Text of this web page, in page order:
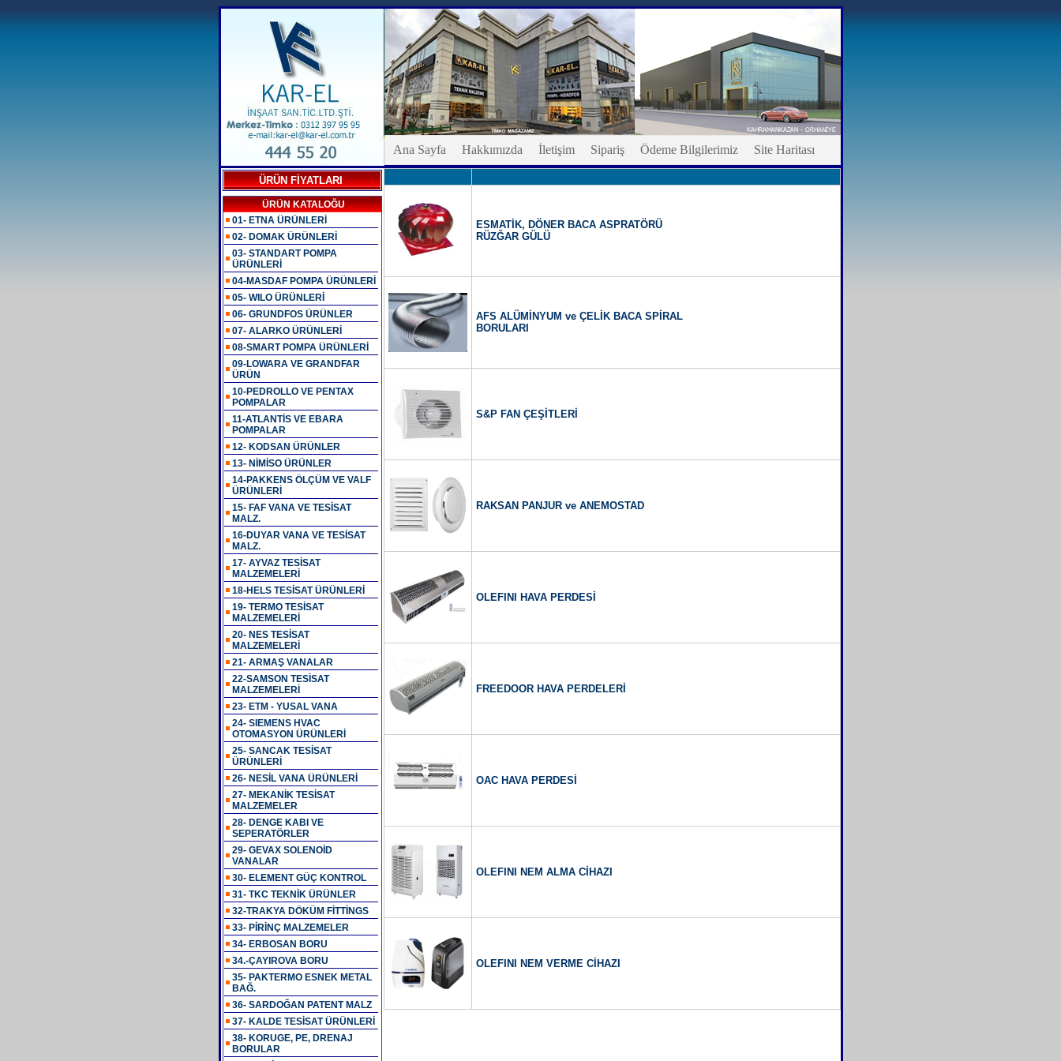
Ana Sayfa Hakkımızda İletişim Sipariş Ödeme Bilgilerimiz Site Haritası
ÜRÜN FİYATLARI
ÜRÜN KATALOĞU
01- ETNA ÜRÜNLERİ
02- DOMAK ÜRÜNLERİ
03- STANDART POMPA
ÜRÜNLERİ
04-MASDAF POMPA ÜRÜNLERİ
05- WILO ÜRÜNLERİ
06- GRUNDFOS ÜRÜNLER
07- ALARKO ÜRÜNLERİ
08-SMART POMPA ÜRÜNLERİ
09-LOWARA VE GRANDFAR
ÜRÜN
10-PEDROLLO VE PENTAX
POMPALAR
11-ATLANTİS VE EBARA
POMPALAR
12- KODSAN ÜRÜNLER
13- NİMİSO ÜRÜNLER
14-PAKKENS ÖLÇÜM VE VALF
ÜRÜNLERİ
15- FAF VANA VE TESİSAT
MALZ.
16-DUYAR VANA VE TESİSAT
MALZ.
17- AYVAZ TESİSAT
MALZEMELERİ
18-HELS TESİSAT ÜRÜNLERİ
19- TERMO TESİSAT
MALZEMELERİ
20- NES TESİSAT
MALZEMELERİ
21- ARMAŞ VANALAR
22-SAMSON TESİSAT
MALZEMELERİ
23- ETM - YUSAL VANA
24- SIEMENS HVAC
OTOMASYON ÜRÜNLERİ
25- SANCAK TESİSAT
ÜRÜNLERİ
26- NESİL VANA ÜRÜNLERİ
27- MEKANİK TESİSAT
MALZEMELER
28- DENGE KABI VE
SEPERATÖRLER
29- GEVAX SOLENOİD
VANALAR
30- ELEMENT GÜÇ KONTROL
31- TKC TEKNİK ÜRÜNLER
32-TRAKYA DÖKÜM FİTTİNGS
33- PİRİNÇ MALZEMELER
34- ERBOSAN BORU
34.-ÇAYIROVA BORU
35- PAKTERMO ESNEK METAL
BAĞ.
36- SARDOĞAN PATENT MALZ
37- KALDE TESİSAT ÜRÜNLERİ
38- KORUGE, PE, DRENAJ
BORULAR
ESMATİK, DÖNER BACA ASPRATÖRÜ
RÜZĞAR GÜLÜ
AFS ALÜMİNYUM ve ÇELİK BACA SPİRAL
BORULARI
S&P FAN ÇEŞİTLERİ
RAKSAN PANJUR ve ANEMOSTAD
OLEFINI HAVA PERDESİ
FREEDOOR HAVA PERDELERİ
OAC HAVA PERDESİ
OLEFINI NEM ALMA CİHAZI
OLEFINI NEM VERME CİHAZI